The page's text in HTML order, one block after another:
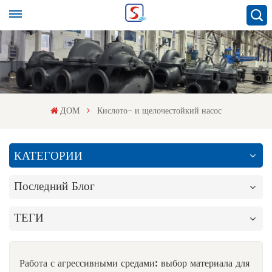
ДОМ Кислото- и щелочестойкий насос
КАТЕГОРИИ
Последний Блог
ТЕГИ
Работа с агрессивными средами: выбор материала для